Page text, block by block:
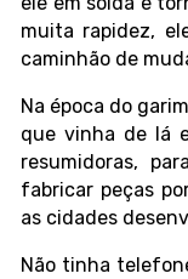
muita rapidez,
caminhão de
Na época do
que vinha de lá
resumidoras,
fabricar peças
as cidades
Não tinha